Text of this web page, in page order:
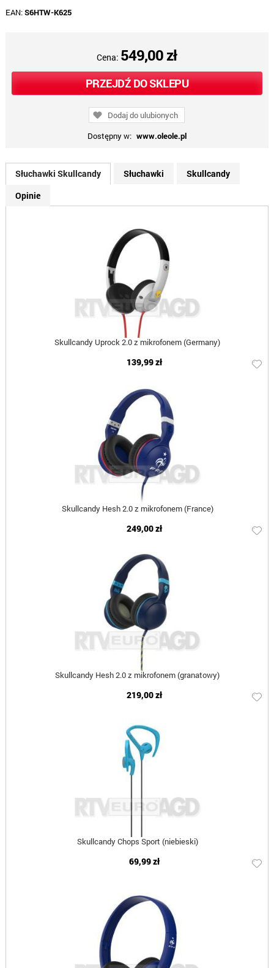
EAN:S6HTW-K625
Cena: 549,00 zł
PRZEJDŹ DO SKLEPU
Dodaj do ulubionych
Dostępny w: www.oleole.pl
Słuchawki Skullcandy Słuchawki
Skullcandy
Opinie
Skullcandy Uprock 2.0 z mikrofonem (Germany)
139,99 zł
Skullcandy Hesh 2.0 z mikrofonem (France)
249,00 zł
Skullcandy Hesh 2.0 z mikrofonem (granatowy)
219,00 zł
Skullcandy Chops Sport (niebieski)
69,99 zł